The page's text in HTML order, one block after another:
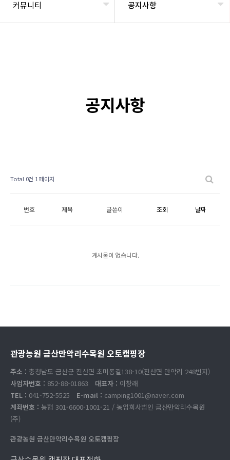
커뮤니티 공지사항
공지사항
Total 0건 1 페이지
번호 제목 글쓴이 조회 날짜
게시물이 없습니다.
관광농원 금산만악리수목원 오토캠핑장
주소 : 충청남도 금산군 진산면 초미동길138-10(진산면 만악리 248번지)
사업자번호 : 852-88-01863 대표자 : 이창래
TEL : 041-752-5525 E-mail : camping1001@naver.com
계좌번호 : 농협 301-6600-1001-21 / 농업회사법인 금산만악리수목원
(주)
관광농원 금산만악리수목원 오토캠핑장